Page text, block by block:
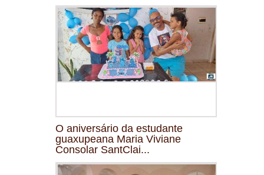
O aniversário da estudante
guaxupeana Maria Viviane
Consolar SantClai...